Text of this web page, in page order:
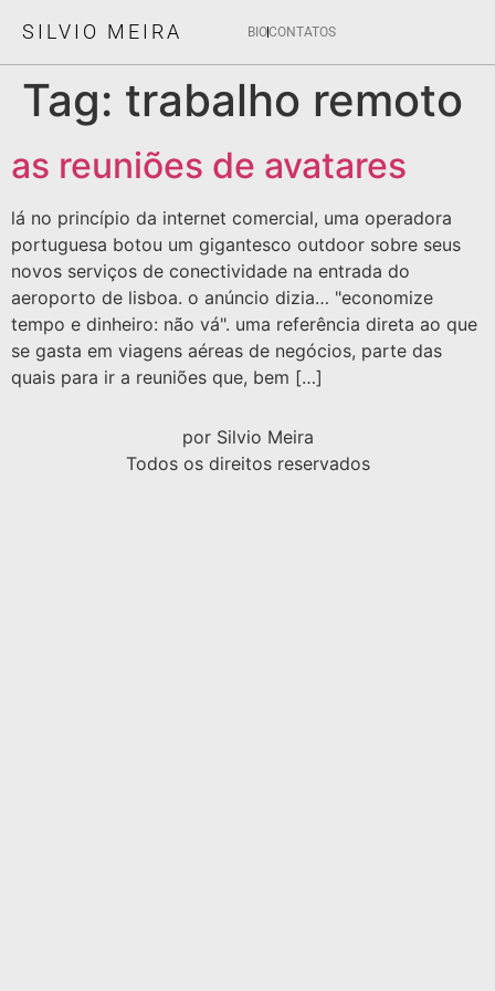
SILVIO MEIRA BIOCONTATOS
Tag: trabalho remoto
as reuniões de avatares
lá no princípio da internet comercial, uma operadora
portuguesa botou um gigantesco outdoor sobre seus
novos serviços de conectividade na entrada do
aeroporto de lisboa. o anúncio dizia… "economize
tempo e dinheiro: não vá". uma referência direta ao que
se gasta em viagens aéreas de negócios, parte das
quais para ir a reuniões que, bem […]
por Silvio Meira
Todos os direitos reservados